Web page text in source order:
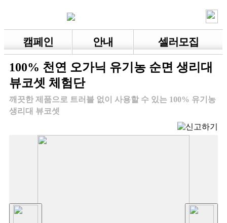
캠페인 안내 셀러모집
100% 천연 오가닉 유기농 순면 생리대
뷰코셋 체험단
깨끗한 제품으로 트러블 없이 사용할 수 있는 100% 유기농
생리대 뷰코셋